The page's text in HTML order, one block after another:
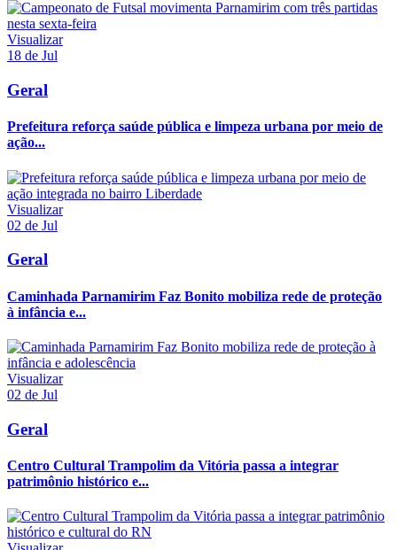
Visualizar
18 de Jul
Geral
Prefeitura reforça saúde pública e limpeza urbana por meio de
ação...
Visualizar
02 de Jul
Geral
Caminhada Parnamirim Faz Bonito mobiliza rede de proteção
à infância e...
Visualizar
02 de Jul
Geral
Centro Cultural Trampolim da Vitória passa a integrar
patrimônio histórico e...